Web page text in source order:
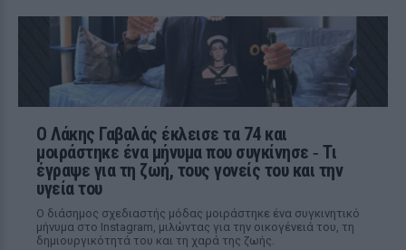
Ο Λάκης Γαβαλάς έκλεισε τα 74 και
μοιράστηκε ένα μήνυμα που συγκίνησε ‑ Τι
έγραψε για τη ζωή, τους γονείς του και την
υγεία του
Ο διάσημος σχεδιαστής μόδας μοιράστηκε ένα συγκινητικό
μήνυμα στο Instagram, μιλώντας για την οικογένειά του, τη
δημιουργικότητά του και τη χαρά της ζωής.